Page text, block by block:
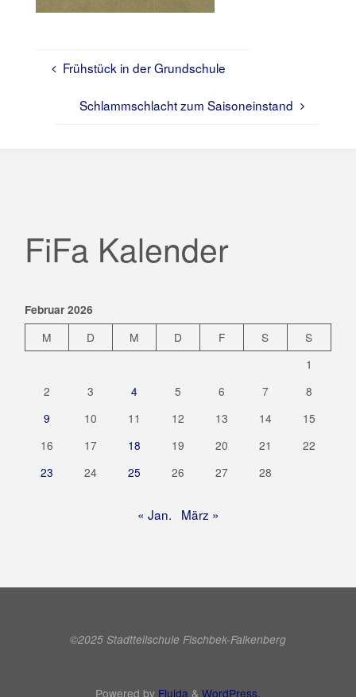
Frühstück in der Grundschule
Schlammschlacht zum Saisoneinstand
FiFa Kalender
Februar 2026
M D M D F S
S
1
2
3 4 5 6 7
8
9
10 11 12 13 14
15
16
17 18 19 20 21
22
23
24 25 26 27 28
« Jan. März »
©2025 Stadtteilschule Fischbek-Falkenberg
Powered by Fluida & WordPress.